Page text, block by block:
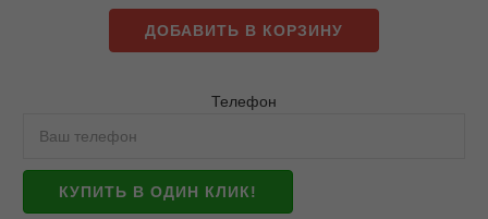
ДОБАВИТЬ В КОРЗИНУ
Телефон
КУПИТЬ В ОДИН КЛИК!